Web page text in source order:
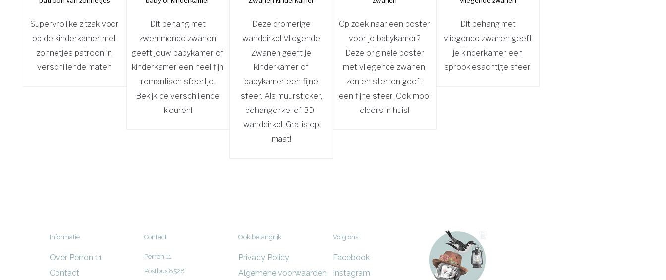
Supervrolijke zitzak voor
op de kinderkamer met
zonnetjes patroon in
verschillende maten
Dit behang met
zwemmende zwanen
geeft jouw babykamer of
kinderkamer een heel fijn
romantisch sfeertje.
Bekijk de verschillende
kleuren!
Deze dromerige
wandcirkel Vliegende
Zwanen geeft je
kinderkamer of
babykamer een fijne
sfeer. Als muursticker,
behangcirkel of 3D-
wandcirkel. Gratis op
maat!
Op zoek naar een poster
voor je babykamer?
Deze originele poster
met vliegende zwanen,
zon en sterren geeft
een fijne sfeer. Ook mooi
elders in huis!
Dit behang met
vliegende zwanen geeft
je kinderkamer een
sprookjesachtige sfeer.
Informatie
Over Perron 11
Contact
Contact
Perron 11
Postbus 8528
Ook belangrijk
Privacy Policy
Algemene voorwaarden
Volg ons
Facebook
Instagram